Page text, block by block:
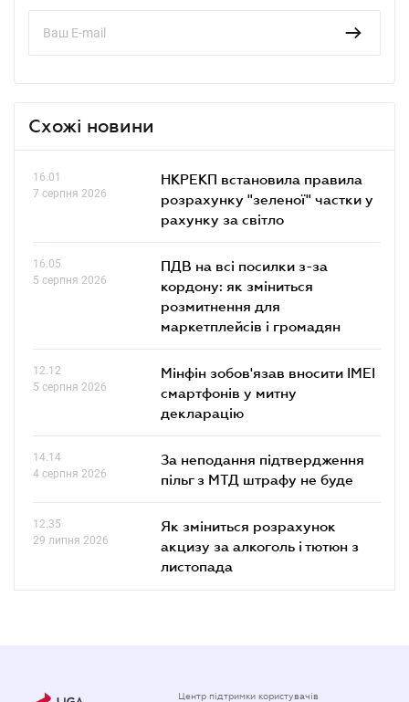
Схожі новини
16.01
7 серпня 2026
НКРЕКП встановила правила
розрахунку "зеленої" частки у
рахунку за світло
16.05
5 серпня 2026
ПДВ на всі посилки з-за
кордону: як зміниться
розмитнення для
маркетплейсів і громадян
12.12
5 серпня 2026
Мінфін зобов'язав вносити IMEI
смартфонів у митну
декларацію
14.14
4 серпня 2026
За неподання підтвердження
пільг з МТД штрафу не буде
12.35
29 липня 2026
Як зміниться розрахунок
акцизу за алкоголь і тютюн з
листопада
Центр підтримки користувачів